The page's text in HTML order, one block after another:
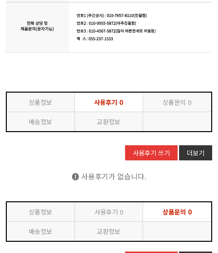
상품정보 사용후기 0 상품문의 0
배송정보 교환정보
사용후기 쓰기 더보기
사용후기가 없습니다.
상품정보 사용후기 0 상품문의 0
배송정보 교환정보